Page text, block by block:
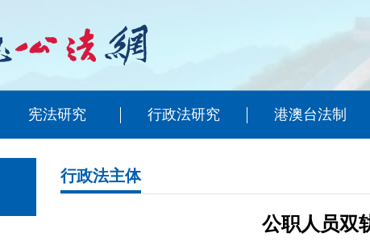
宪法研究 行政法研究 港澳台法制
行政法主体
公职人员双